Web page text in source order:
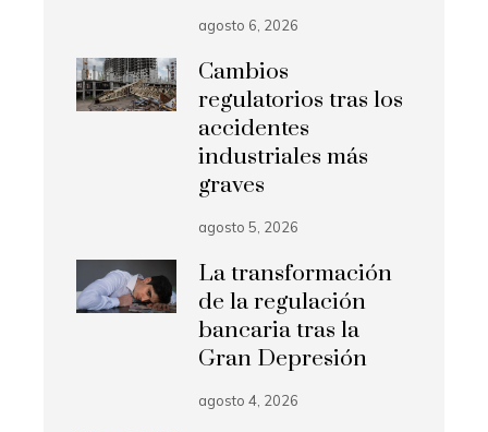
agosto 6, 2026
Cambios
regulatorios tras los
accidentes
industriales más
graves
agosto 5, 2026
La transformación
de la regulación
bancaria tras la
Gran Depresión
agosto 4, 2026